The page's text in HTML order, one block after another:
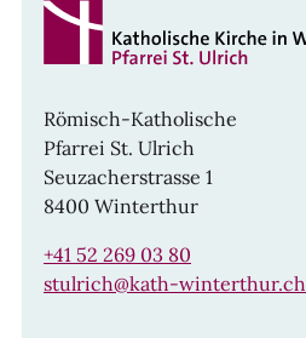
Römisch-Katholische
Pfarrei St. Ulrich
Seuzacherstrasse 1
8400 Winterthur
+41 52 269 03 80
stulrich@kath-winterthur.ch